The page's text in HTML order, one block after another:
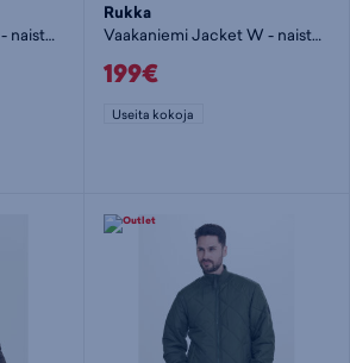
Vaakaniemi Jacket W - naisten kevytvanutakki
Rukka
Vaakaniemi Jacket W - naisten kevytvanutakki
199€
Useita kokoja